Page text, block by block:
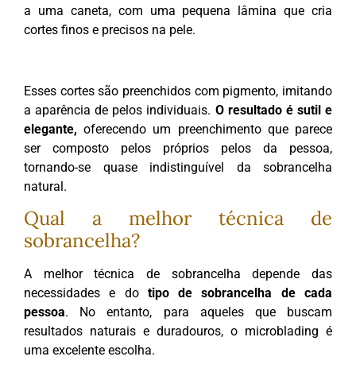
a uma caneta, com uma pequena lâmina que cria
cortes finos e precisos na pele.
Esses cortes são preenchidos com pigmento, imitando
a aparência de pelos individuais. O resultado é sutil e
elegante, oferecendo um preenchimento que parece
ser composto pelos próprios pelos da pessoa,
tornando-se quase indistinguível da sobrancelha
natural.
Qual a melhor técnica de
sobrancelha?
A melhor técnica de sobrancelha depende das
necessidades e dotipo de sobrancelha de cada
pessoa. No entanto, para aqueles que buscam
resultados naturais e duradouros, o microblading é
uma excelente escolha.